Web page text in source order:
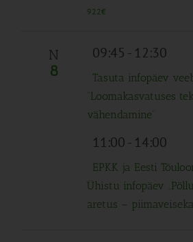
922€
N
8
09:45 - 12:30
Tasuta infopäev
“Loomakasvatuses
vähendamine”
11:00- 14:00
EPKK ja Eesti
Ühistu infopäev
aretus –